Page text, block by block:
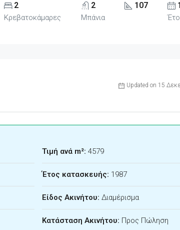
2
Κρεβατοκάμαρες
2
Μπάνια
107
Updated on 15
Τιμή ανά m²: 4579
Έτος κατασκευής: 1987
Είδος Ακινήτου: Διαμέρισμα
Κατάσταση Ακινήτου: Προς Πώληση